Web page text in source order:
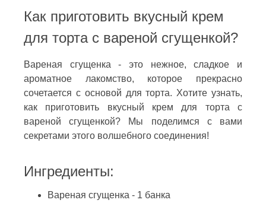
Как приготовить вкусный крем
для торта с вареной сгущенкой?
Вареная сгущенка - это нежное, сладкое и
ароматное лакомство, которое прекрасно
сочетается с основой для торта. Хотите узнать,
как приготовить вкусный крем для торта с
вареной сгущенкой? Мы поделимся с вами
секретами этого волшебного соединения!
Ингредиенты:
Вареная сгущенка - 1 банка